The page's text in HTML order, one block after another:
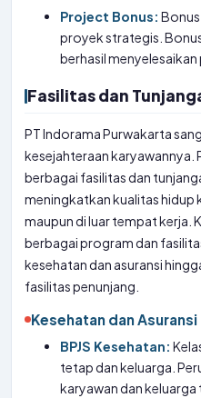
Project Bonus:
proyek strategis.
berhasil
Fasilitas dan
PT Indorama Purwakarta
kesejahteraan karyawannya.
berbagai fasilitas dan
meningkatkan kualitas hidup
maupun di luar tempat kerja.
berbagai program dan
kesehatan dan asuransi
fasilitas penunjang.
Kesehatan dan Asuransi
BPJS Kesehatan:
tetap dan keluarga.
karyawan dan